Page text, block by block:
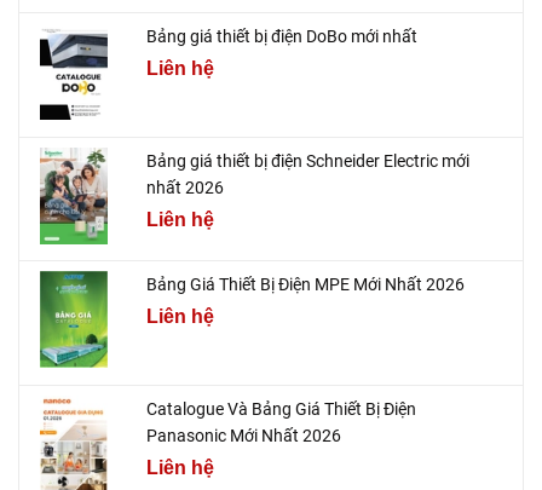
Bảng giá thiết bị điện DoBo mới nhất
Liên hệ
Bảng giá thiết bị điện Schneider Electric mới
nhất 2026
Liên hệ
Bảng Giá Thiết Bị Điện MPE Mới Nhất 2026
Liên hệ
Catalogue Và Bảng Giá Thiết Bị Điện
Panasonic Mới Nhất 2026
Liên hệ